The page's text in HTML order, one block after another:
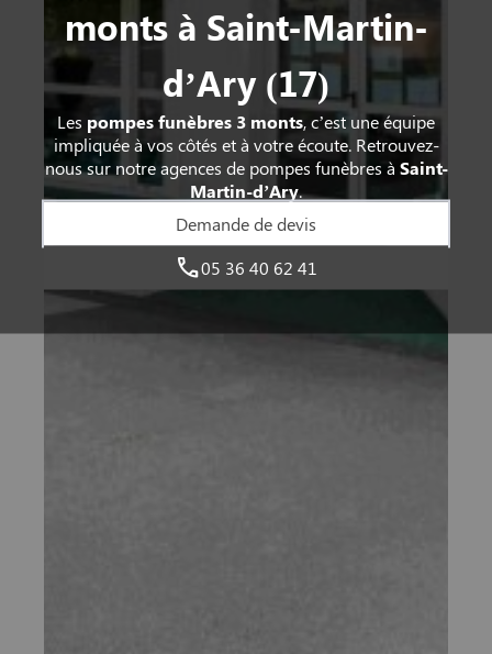
monts à Saint-Martin-
d’Ary (17)
Les pompes funèbres 3 monts, c’est une équipe
impliquée à vos côtés et à votre écoute. Retrouvez-
nous sur notre agences de pompes funèbres à Saint-
Martin-d’Ary.
Demande de devis
05 36 40 62 41